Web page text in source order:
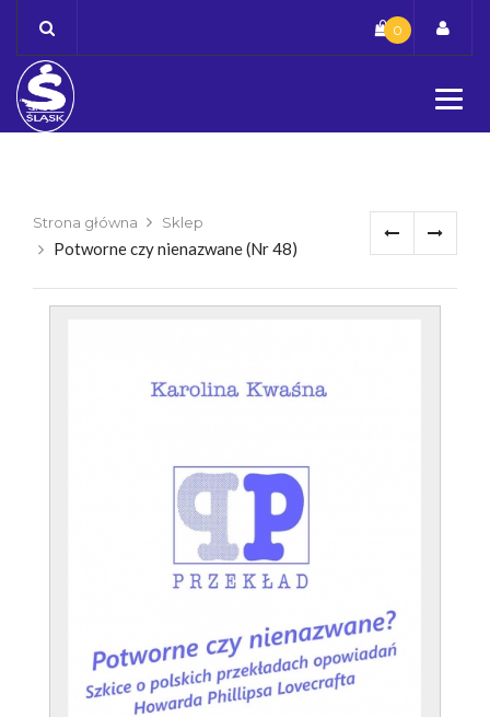
content
0
Strona główna Sklep
Potworne czy nienazwane (Nr 48)